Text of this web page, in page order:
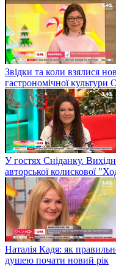
Звідки та коли взялися
гастрономічної культури
У гостях Сніданку.
авторської колискової
Наталія Кадя: як
душею почати новий рік